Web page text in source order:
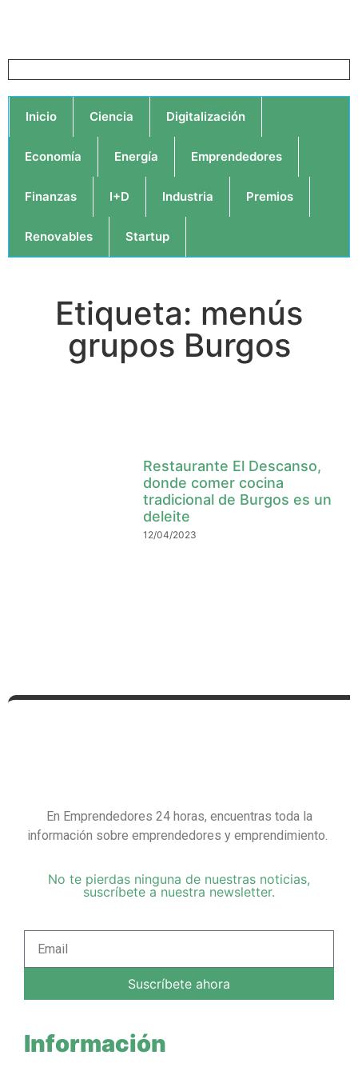
Inicio Ciencia Digitalización
Economía Energía Emprendedores
Finanzas I+D Industria Premios
Renovables Startup
Etiqueta: menús
grupos Burgos
Restaurante El Descanso,
donde comer cocina
tradicional de Burgos es un
deleite
12/04/2023
En Emprendedores 24 horas, encuentras toda la
información sobre emprendedores y emprendimiento.
No te pierdas ninguna de nuestras noticias,
suscríbete a nuestra newsletter.
Suscríbete ahora
Información